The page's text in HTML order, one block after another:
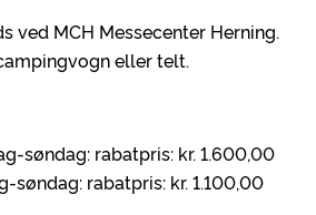
ved MCH Messecenter Herning.
eller telt.
søndag: rabatpris: kr. 1.600,00
søndag: rabatpris: kr. 1.100,00